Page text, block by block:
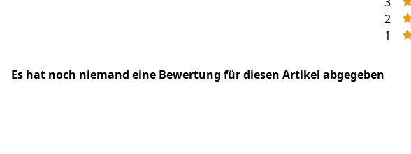
2
1
Es hat noch niemand eine Bewertung für diesen Artikel abgegeben